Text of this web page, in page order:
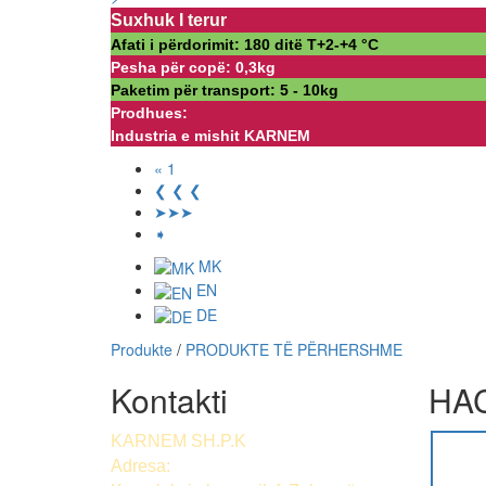
Suxhuk I terur
Afati i përdorimit: 180 ditë Т+2-+4 °С
Pesha për copë: 0,3kg
Paketim për transport: 5 - 10kg
Prodhues:
Industria e mishit KARNEM
« 1
❮ ❮ ❮
➤➤➤
➧
MK
EN
DE
Produkte / PRODUKTE TË PËRHERSHME
Kontakti
KARNEM SH.P.K
Adresa: